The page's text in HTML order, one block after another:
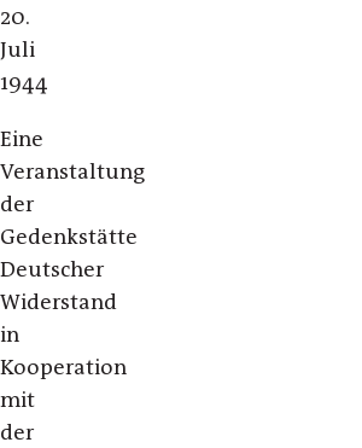
20.
Juli
1944
Eine
Veranstaltung
der
Gedenkstätte
Deutscher
Widerstand
in
Kooperation
mit
der